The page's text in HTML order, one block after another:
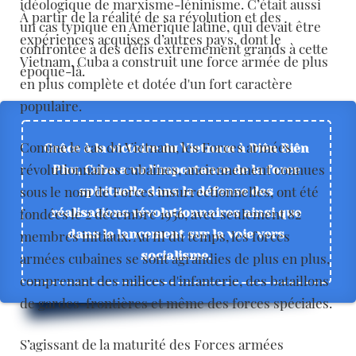
idéologique de marxisme-léninisme. C’était aussi
un cas typique en Amérique latine, qui devait être
confrontée à des défis extrêmement grands à cette
époque-là.
Grâce à la victoire du Vietnam à Diên Biên
Phu, Cuba a vu l’importance de la force
spirituelle dans la défense des
réalisations révolutionnaires ainsi que
dans le lancement sur la voie vers
socialisme.
À partir de la réalité de sa révolution et des
expériences acquises d’autres pays, dont le
Vietnam, Cuba a construit une force armée de plus
en plus complète et dotée d'un fort caractère
populaire.
Comme le cas du Vietnam, les Forces armées
révolutionnaires cubaines, anciennement connues
sous le nom de Forces insurrectionnelles, ont été
fondées le 2 décembre 1956, avec seulement 82
membres initiaux. Au fil du temps, les forces
armées cubaines se sont agrandies de plus en plus,
comprenant des milices d'infanterie, des bataillons
de gardes-frontières et même des forces spéciales.
S’agissant de la maturité des Forces armées